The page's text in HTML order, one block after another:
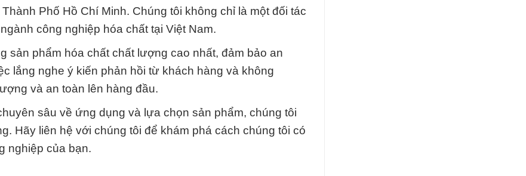
Phố Hồ Chí Minh. Chúng tôi không chỉ là một đối tác
công nghiệp hóa chất tại Việt Nam.
sản phẩm hóa chất chất lượng cao nhất, đảm bảo an
lắng nghe ý kiến phản hồi từ khách hàng và không
và an toàn lên hàng đầu.
sâu về ứng dụng và lựa chọn sản phẩm, chúng tôi
Hãy liên hệ với chúng tôi để khám phá cách chúng tôi có
nghiệp của bạn.